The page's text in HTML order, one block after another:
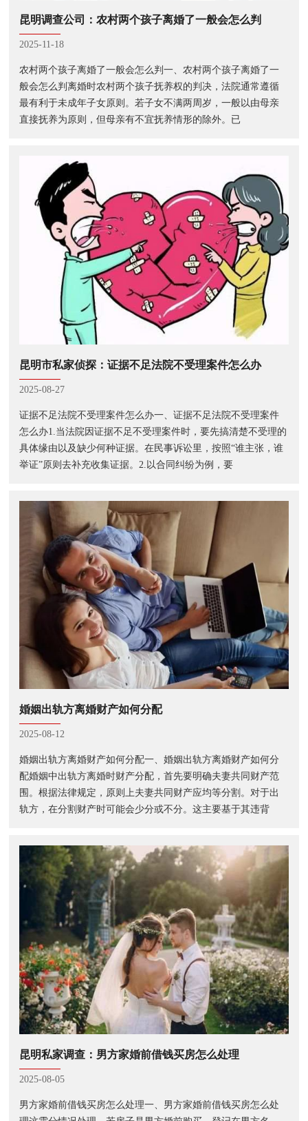
昆明调查公司：农村两个孩子离婚了一般会怎么判
2025-11-18
农村两个孩子离婚了一般会怎么判一、农村两个孩子离婚了一
般会怎么判离婚时农村两个孩子抚养权的判决，法院通常遵循
最有利于未成年子女原则。若子女不满两周岁，一般以由母亲
直接抚养为原则，但母亲有不宜抚养情形的除外。已
昆明市私家侦探：证据不足法院不受理案件怎么办
2025-08-27
证据不足法院不受理案件怎么办一、证据不足法院不受理案件
怎么办1.当法院因证据不足不受理案件时，要先搞清楚不受理的
具体缘由以及缺少何种证据。在民事诉讼里，按照“谁主张，谁
举证”原则去补充收集证据。2.以合同纠纷为例，要
婚姻出轨方离婚财产如何分配
2025-08-12
婚姻出轨方离婚财产如何分配一、婚姻出轨方离婚财产如何分
配婚姻中出轨方离婚时财产分配，首先要明确夫妻共同财产范
围。根据法律规定，原则上夫妻共同财产应均等分割。对于出
轨方，在分割财产时可能会少分或不分。这主要基于其违背
昆明私家调查：男方家婚前借钱买房怎么处理
2025-08-05
男方家婚前借钱买房怎么处理一、男方家婚前借钱买房怎么处